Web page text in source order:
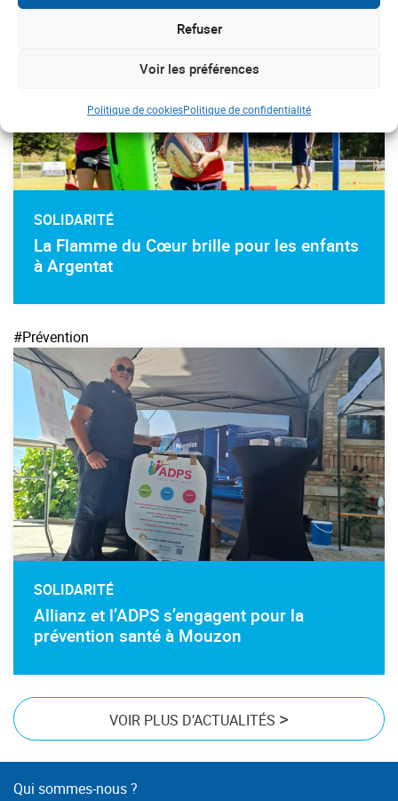
Refuser
Voir les préférences
Politique de cookiesPolitique de confidentialité
SOLIDARITÉ
La Flamme du Cœur brille pour les enfants
à Argentat
#Prévention
SOLIDARITÉ
Allianz et l’ADPS s’engagent pour la
prévention santé à Mouzon
VOIR PLUS D’ACTUALITÉS >
Qui sommes-nous ?